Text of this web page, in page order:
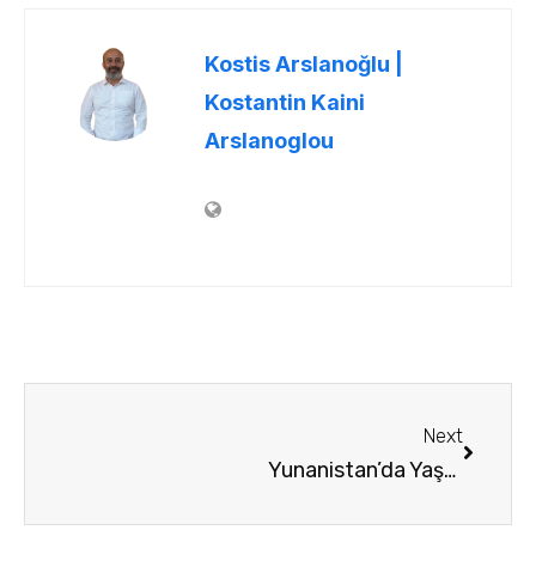
Kostis Arslanoğlu |
Kostantin Kaini
Arslanoglou
Next
Yunanistan’da Yaşamak Nasıl ?